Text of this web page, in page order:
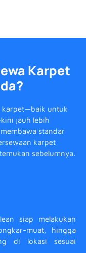
Karpet
karpet—baik untuk
jauh lebih
standar
karpet
sebelumnya.
siap melakukan
muat, hingga
di lokasi sesuai